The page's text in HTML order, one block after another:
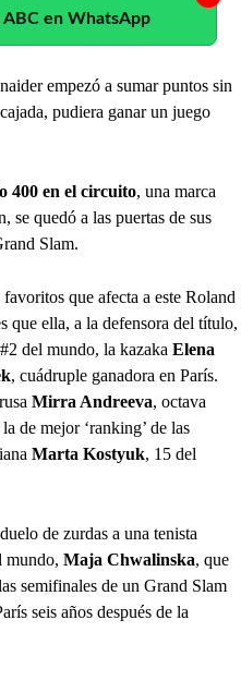
en WhatsApp
empezó a sumar puntos sin
pudiera ganar un juego
400 en el circuito, una marca
se quedó a las puertas de sus
Slam.
que afecta a este Roland
que ella, a la defensora del título,
del mundo, la kazaka Elena
, cuádruple ganadora en París.
Mirra Andreeva, octava
de mejor ‘ranking’ de las
Marta Kostyuk, 15 del
de zurdas a una tenista
mundo, Maja Chwalinska, que
semifinales de un Grand Slam
seis años después de la